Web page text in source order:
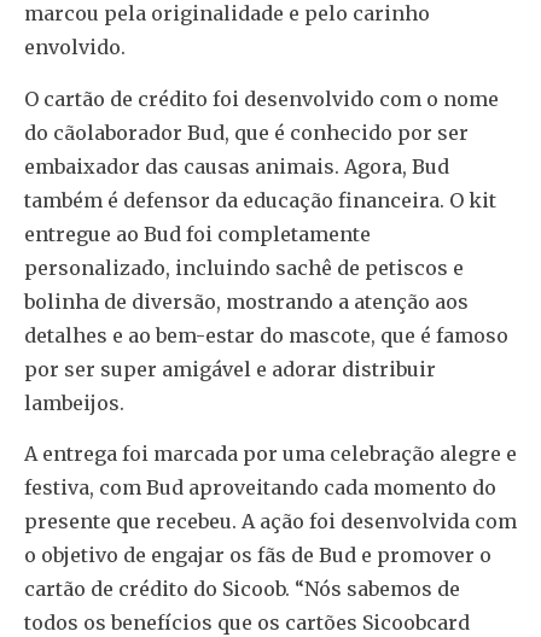
marcou pela originalidade e pelo carinho
envolvido.
O cartão de crédito foi desenvolvido com o nome
do cãolaborador Bud, que é conhecido por ser
embaixador das causas animais. Agora, Bud
também é defensor da educação financeira. O kit
entregue ao Bud foi completamente
personalizado, incluindo sachê de petiscos e
bolinha de diversão, mostrando a atenção aos
detalhes e ao bem-estar do mascote, que é famoso
por ser super amigável e adorar distribuir
lambeijos.
A entrega foi marcada por uma celebração alegre e
festiva, com Bud aproveitando cada momento do
presente que recebeu. A ação foi desenvolvida com
o objetivo de engajar os fãs de Bud e promover o
cartão de crédito do Sicoob. “Nós sabemos de
todos os benefícios que os cartões Sicoobcard